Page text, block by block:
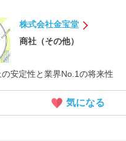
株式会社金宝堂
商社（その他）
安定性と業界No.1の将来性
気になる